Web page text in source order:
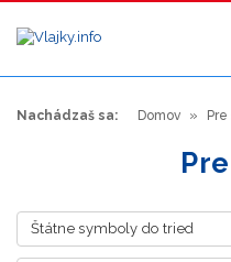
Nachádzaš sa: Domov
Štátne symboly do tried